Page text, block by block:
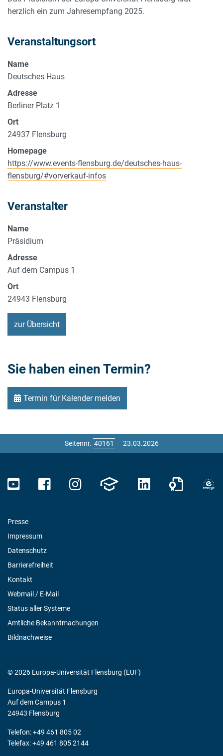
herzlich ein zum Jahresempfang 2025.
Veranstaltungsort
Name
Deutsches Haus
Adresse
Berliner Platz 1
Ort
24937 Flensburg
Homepage
https://www.events-flensburg.de/deutsches-haus-
flensburg/#vorverkauf-infos
Veranstalter
Name
Präsidium
Adresse
Auf dem Campus 1
Ort
24943 Flensburg
zur Übersicht
Sie haben einen Termin?
Termin für Kalender melden
Seitennr. 23.03.2026
Presse
Impressum
Datenschutz
Barrierefreiheit
Kontakt
Webmail / E-Mail
Status aller Systeme
Amtliche Bekanntmachungen
Bildnachweise
© 2026 Europa-Universität Flensburg (EUF)
Europa-Universität Flensburg
Auf dem Campus 1
24943 Flensburg
Telefon: +49 461 805 02
Telefax: +49 461 805 2144